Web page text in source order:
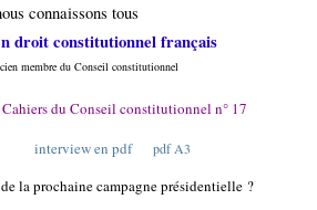
connaissons tous
droit constitutionnel français
membre du Conseil constitutionnel
Cahiersdu Conseil constitutionnel n° 17
interview en pdf pdf A3
la prochaine campagne présidentielle ?